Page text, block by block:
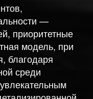
—
приоритетные
модель, при
благодаря
среди